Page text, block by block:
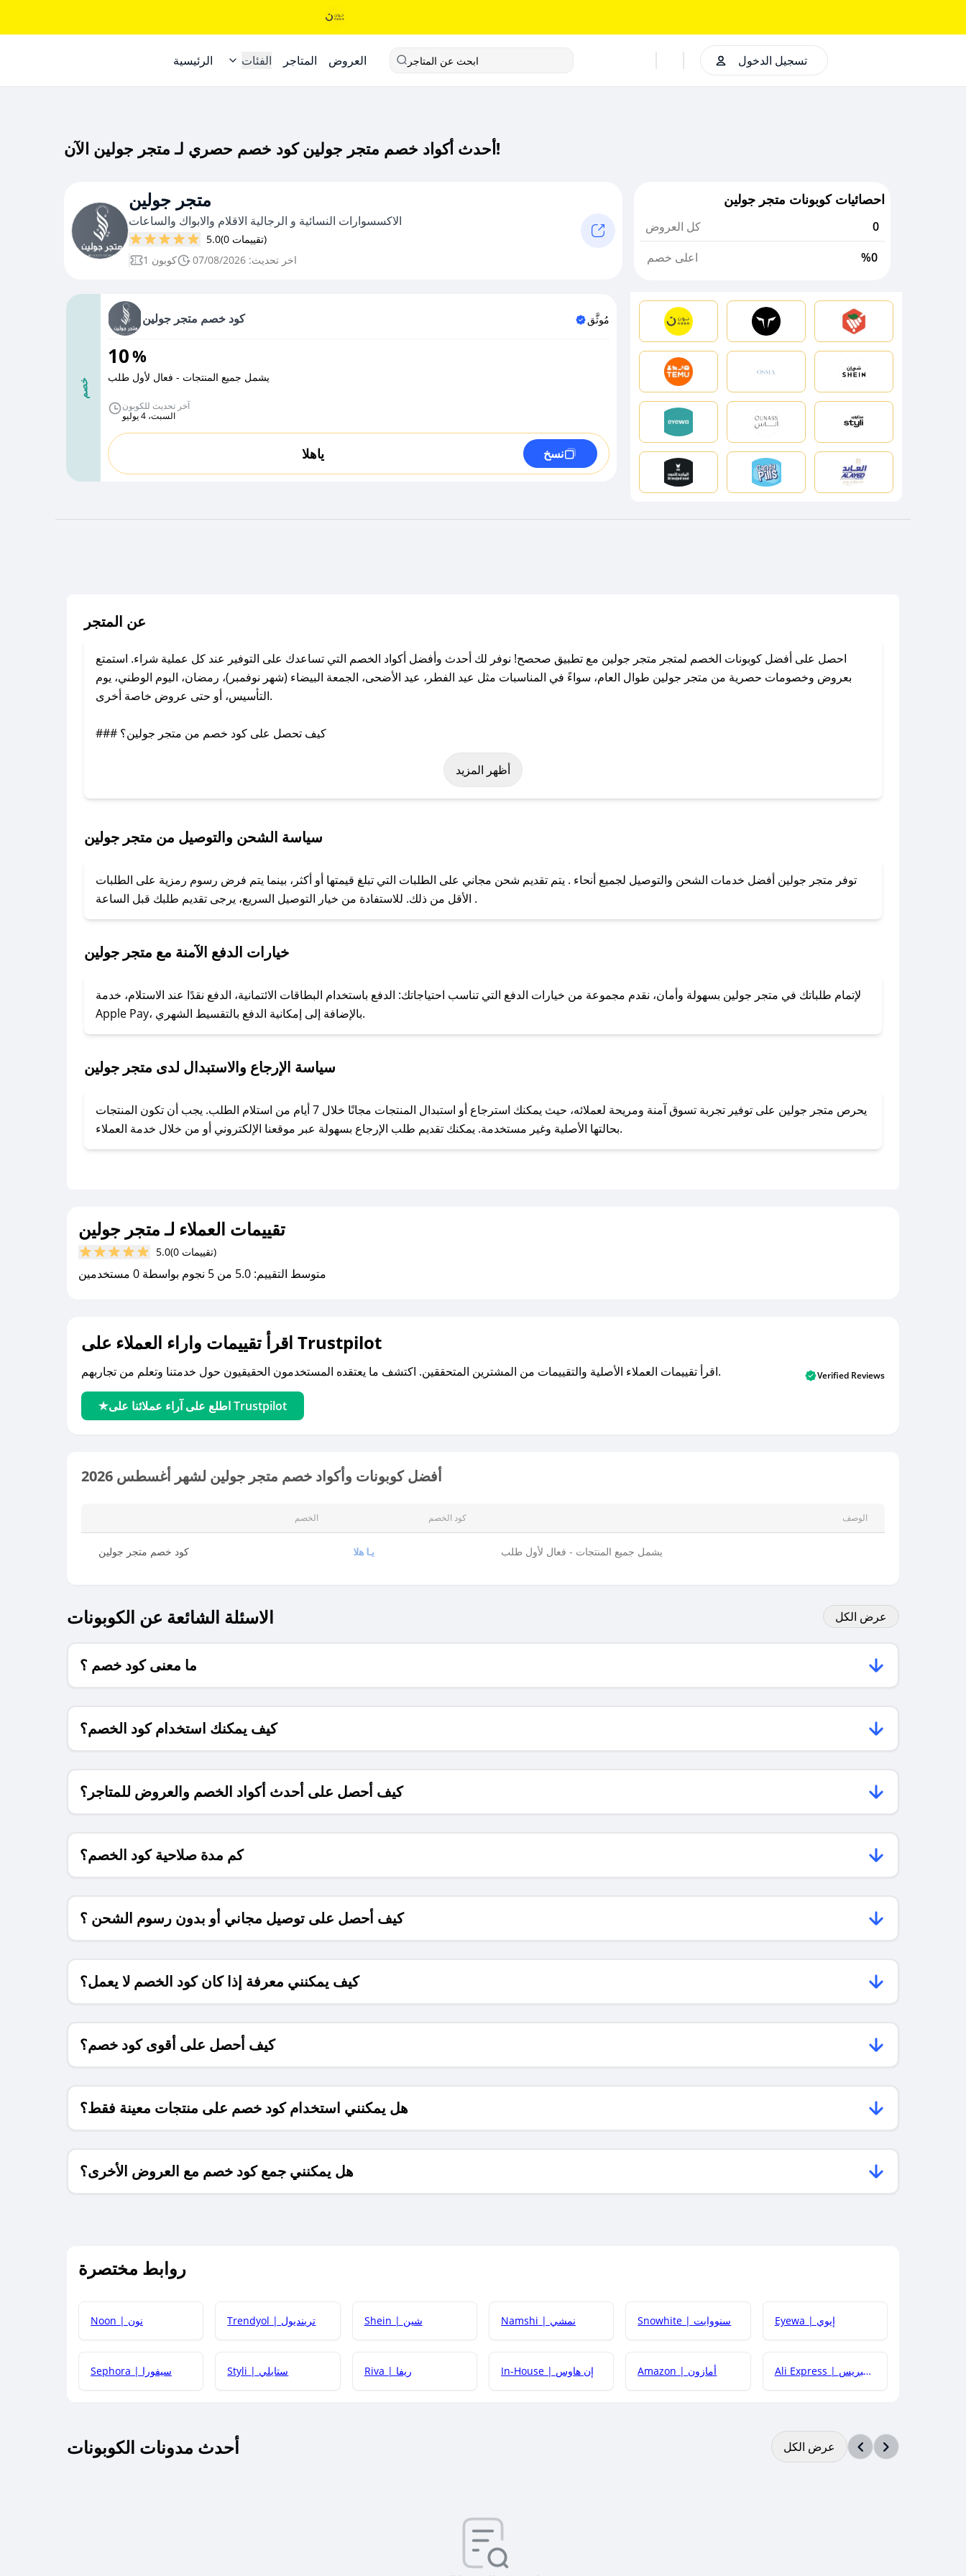
الرئيسية الفئات المتاجر العروض ابحث عن المتاجر تسجيل الدخول
أحدث أكواد خصم متجر جولين كود خصم حصري لـ متجر جولين الآن!
متجر جولين
الاكسسوارات النسائية و الرجالية الاقلام والابواك والساعات
5.0
(0 تقييمات)
1 كوبون
اخر تحديث: 07/08/2026
احصائيات كوبونات متجر جولين
كل العروض
0
اعلى خصم
%0
خصم
كود خصم متجر جولين مُوثَّق
10%
يشمل جميع المنتجات - فعال لأول طلب
آخر تحديث للكوبون
السبت، 4 يوليو
ياهلا نسخ
عن المتجر
احصل على أفضل كوبونات الخصم لمتجر متجر جولين مع تطبيق صحصح! نوفر لك أحدث وأفضل أكواد الخصم التي تساعدك على التوفير عند كل عملية شراء. استمتع
بعروض وخصومات حصرية من متجر جولين طوال العام، سواءً في المناسبات مثل عيد الفطر، عيد الأضحى، الجمعة البيضاء (شهر نوفمبر)، رمضان، اليوم الوطني، يوم
التأسيس، أو حتى عروض خاصة أخرى.
### كيف تحصل على كود خصم من متجر جولين؟
باستخدام تطبيق صحصح، يمكنك العثور بسهولة على كود خصم متجر جولين. وفي حال عدم توفر الكوبون، تواصل معنا عبر تويتر أو البريد الإلكتروني لإضافته بسرعة.
لا تقلق! يمكنك التواصل مع فريق دعم صحصح عبر الرسائل الخاصة على تويتر أو البريد الإلكتروني، وسنقوم بحل المشكلة في أسرع وقت ممكن.
### ماذا أفعل إذا لم أجد كود خصم لمتجري المفضل؟
للحصول على كوبونات وخصومات حصرية، قم بما يلي:
- اضغط على أيقونة متابعة لمتجر متجر جولين في تطبيق صحصح.
- تابع حسابنا الرسمي على تويتر وقم بتفعيل زر التنبيهات.
أظهر المزيد
سياسة الشحن والتوصيل من متجر جولين
توفر متجر جولين أفضل خدمات الشحن والتوصيل لجميع أنحاء . يتم تقديم شحن مجاني على الطلبات التي تبلغ قيمتها أو أكثر، بينما يتم فرض رسوم رمزية على الطلبات
الأقل من ذلك. للاستفادة من خيار التوصيل السريع، يرجى تقديم طلبك قبل الساعة .
خيارات الدفع الآمنة مع متجر جولين
لإتمام طلباتك في متجر جولين بسهولة وأمان، نقدم مجموعة من خيارات الدفع التي تناسب احتياجاتك: الدفع باستخدام البطاقات الائتمانية، الدفع نقدًا عند الاستلام، خدمة
Apple Pay، بالإضافة إلى إمكانية الدفع بالتقسيط الشهري.
سياسة الإرجاع والاستبدال لدى متجر جولين
يحرص متجر جولين على توفير تجربة تسوق آمنة ومريحة لعملائه، حيث يمكنك استرجاع أو استبدال المنتجات مجانًا خلال 7 أيام من استلام الطلب. يجب أن تكون المنتجات
بحالتها الأصلية وغير مستخدمة. يمكنك تقديم طلب الإرجاع بسهولة عبر موقعنا الإلكتروني أو من خلال خدمة العملاء.
تقييمات العملاء لـ متجر جولين
5.0 (0 تقييمات)
متوسط التقييم: 5.0 من 5 نجوم بواسطة 0 مستخدمين
اقرأ تقييمات واراء العملاء على Trustpilot
اقرأ تقييمات العملاء الأصلية والتقييمات من المشترين المتحققين. اكتشف ما يعتقده المستخدمون الحقيقيون حول خدمتنا وتعلم من تجاربهم.
اطلع على آراء عملائنا على Trustpilot
Verified Reviews
أفضل كوبونات وأكواد خصم متجر جولين لشهر أغسطس 2026
الخصم كود الخصم الوصف
كود خصم متجر جولين ياهلا يشمل جميع المنتجات - فعال لأول طلب
الاسئلة الشائعة عن الكوبونات عرض الكل
ما معنى كود خصم ؟
كيف يمكنك استخدام كود الخصم؟
كيف أحصل على أحدث أكواد الخصم والعروض للمتاجر؟
كم مدة صلاحية كود الخصم؟
كيف أحصل على توصيل مجاني أو بدون رسوم الشحن ؟
كيف يمكنني معرفة إذا كان كود الخصم لا يعمل؟
كيف أحصل على أقوى كود خصم؟
هل يمكنني استخدام كود خصم على منتجات معينة فقط؟
هل يمكنني جمع كود خصم مع العروض الأخرى؟
روابط مختصرة
Noon | نون Trendyol | ترينديول Shein | شين Namshi | نمشي Snowhite | سنووايت Eyewa | إيوي
Sephora | سيفورا Styli | ستايلي Riva | ريفا In-House | إن هاوس Amazon | أمازون Ali Express | علي إكسبريس
أحدث مدونات الكوبونات عرض الكل